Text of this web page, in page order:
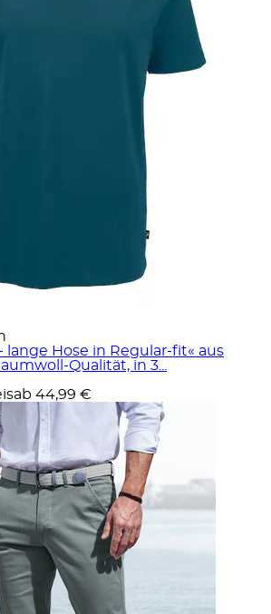
lange Hose in Regular-fit« aus
Qualität, in 3...
ab 44,99 €